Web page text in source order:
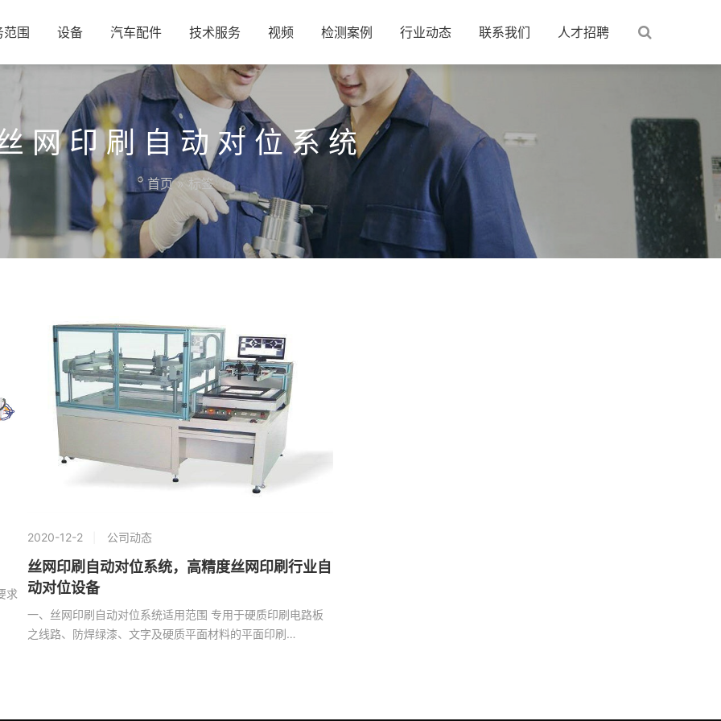
范围 设备 汽车配件 技术服务 视频 检测案例 行业动态 联系我们 人才招聘
网印刷自动对位系统
首页 » 标签
求
2020-12-2 公司动态
丝网印刷自动对位系统，高精度丝网印刷行业自
动对位设备
一、丝网印刷自动对位系统适用范围 专用于硬质印刷电路板
之线路、防焊绿漆、文字及硬质平面材料的平面印刷…